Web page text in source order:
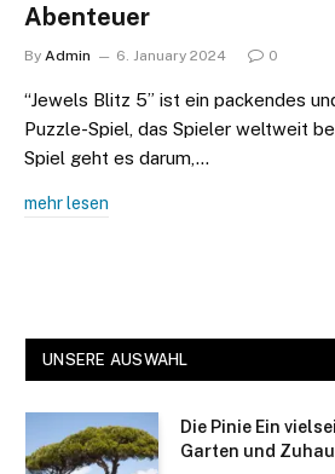
Abenteuer
By Admin 6. January 2024 0
“Jewels Blitz 5” ist ein packendes
Puzzle-Spiel, das Spieler weltweit
Spiel geht es darum,…
mehr lesen
UNSERE AUSWAHL
Die Pinie Ein
Garten und